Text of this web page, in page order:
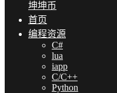
坤坤币
首页
编程资源
C#
lua
iapp
C/C++
Python